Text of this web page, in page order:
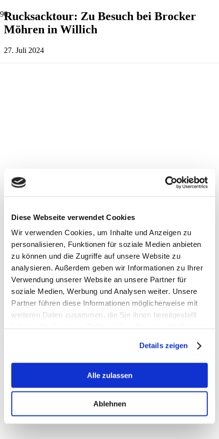
Diese Webseite verwendet Cookies
Wir verwenden Cookies, um Inhalte und Anzeigen zu
personalisieren, Funktionen für soziale Medien anbieten
zu können und die Zugriffe auf unsere Website zu
analysieren. Außerdem geben wir Informationen zu Ihrer
Verwendung unserer Website an unsere Partner für
soziale Medien, Werbung und Analysen weiter. Unsere
Partner führen diese Informationen möglicherweise mit
weiteren Daten zusammen, die Sie ihnen bereitgestellt
Details zeigen
Alle zulassen
Ablehnen
Rucksacktour: Zu Besuch bei Brocker
Möhren in Willich
27. Juli 2024
Erste Station meiner #Rucksacktour durch unseren Kreis Viersen
war in diesem Jahr Brocker Möhren in der Stadt Willich.
Gemeinsam mit dem stellvertretenden Geschäftsführer Johannes
Blum und Helene Claßen, Leiterin des Qualitätsmanagments, habe
ich die hochmodernen Sortierung und Verpackung der Möhren
besichtigt. Von Bio- bis Snack-Möhren hat das 1950 in Niederheide
Düngeverordnung und den Arbeitskräftemangel.
leckeren Möhrensaft! Er war genau die richtige Stärkung für die
nächste Etappe meiner Tour.